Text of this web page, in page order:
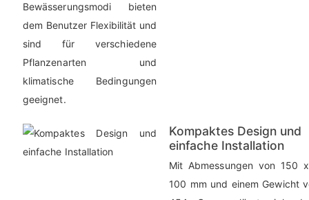
Bewässerungsmodi bieten
dem Benutzer Flexibilität und
sind für verschiedene
Pflanzenarten und
klimatische Bedingungen
geeignet.
Kompaktes Design und
einfache Installation
Mit Abmessungen von 150
100 mm und einem Gewicht